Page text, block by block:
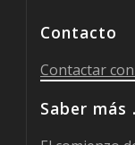
Contacto
Contactar
Saber más